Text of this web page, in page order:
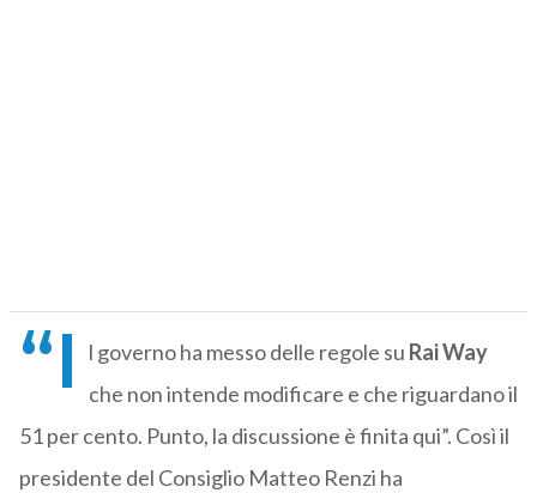
“I l governo ha messo delle regole su Rai Way
che non intende modificare e che riguardano il
51 per cento. Punto, la discussione è finita qui”. Così il
presidente del Consiglio Matteo Renzi ha